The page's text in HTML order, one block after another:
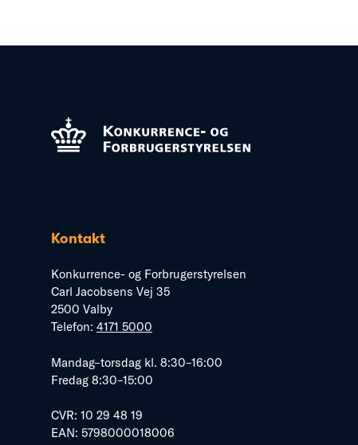
Kontakt
Konkurrence- og Forbrugerstyrelsen
Carl Jacobsens Vej 35
2500 Valby
Telefon: 4171 5000
Mandag–torsdag kl. 8:30–16:00
Fredag 8:30–15:00
CVR: 10 29 48 19
EAN: 5798000018006